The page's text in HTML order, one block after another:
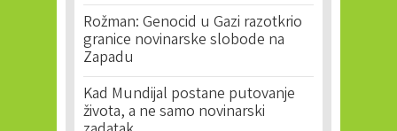
Rožman: Genocid u Gazi razotkrio
granice novinarske slobode na
Zapadu
Kad Mundijal postane putovanje
života, a ne samo novinarski